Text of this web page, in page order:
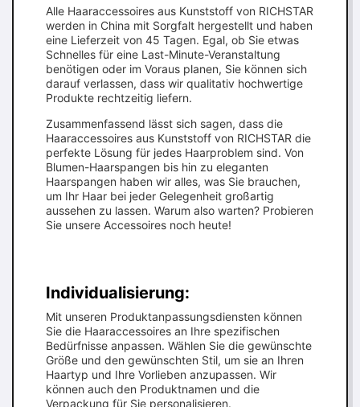
Alle Haaraccessoires aus Kunststoff von RICHSTAR
werden in China mit Sorgfalt hergestellt und haben
eine Lieferzeit von 45 Tagen. Egal, ob Sie etwas
Schnelles für eine Last-Minute-Veranstaltung
benötigen oder im Voraus planen, Sie können sich
darauf verlassen, dass wir qualitativ hochwertige
Produkte rechtzeitig liefern.
Zusammenfassend lässt sich sagen, dass die
Haaraccessoires aus Kunststoff von RICHSTAR die
perfekte Lösung für jedes Haarproblem sind. Von
Blumen-Haarspangen bis hin zu eleganten
Haarspangen haben wir alles, was Sie brauchen,
um Ihr Haar bei jeder Gelegenheit großartig
aussehen zu lassen. Warum also warten? Probieren
Sie unsere Accessoires noch heute!
Individualisierung:
Mit unseren Produktanpassungsdiensten können
Sie die Haaraccessoires an Ihre spezifischen
Bedürfnisse anpassen. Wählen Sie die gewünschte
Größe und den gewünschten Stil, um sie an Ihren
Haartyp und Ihre Vorlieben anzupassen. Wir
können auch den Produktnamen und die
Verpackung für Sie personalisieren.